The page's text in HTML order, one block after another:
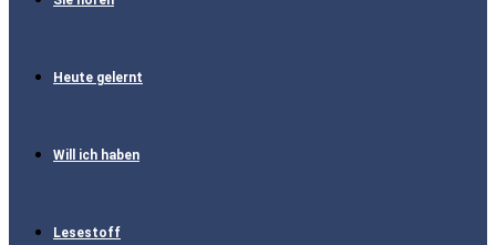
Heute gelernt
Will ich haben
Lesestoff